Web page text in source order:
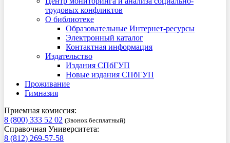
трудовых конфликтов
О библиотеке
Образовательные Интернет-ресурсы
Электронный каталог
Контактная информация
Издательство
Издания СПбГУП
Новые издания СПбГУП
Проживание
Гимназия
Приемная комиссия:
8 (800) 333 52 02 (Звонок бесплатный)
Справочная Университета:
8 (812) 269-57-58